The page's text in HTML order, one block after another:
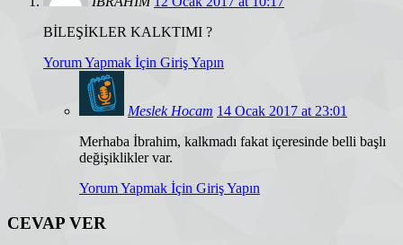
BİLEŞİKLER KALKTIMI ?
Yorum Yapmak İçin Giriş Yapın
Meslek Hocam 14 Ocak 2017 at 23:01
Merhaba İbrahim, kalkmadı fakat içeresinde belli başlı
değişiklikler var.
Yorum Yapmak İçin Giriş Yapın
CEVAP VER